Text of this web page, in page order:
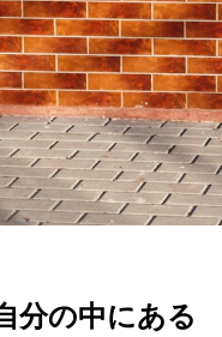
分の中にある